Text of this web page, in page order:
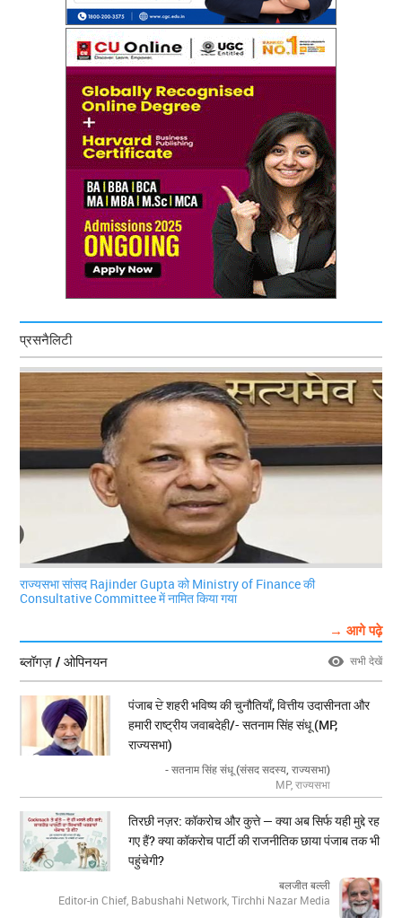
प्रसनैलिटी
राज्यसभा सांसद Rajinder Gupta को Ministry of Finance की
Consultative Committee में नामित किया गया
→ आगे पढ़े
ब्लॉगज़ / ओपिनयन
सभी देखें
पंजाब ਦੇ शहरी भविष्य की चुनौतियाँ, वित्तीय उदासीनता और
हमारी राष्ट्रीय जवाबदेही/- सतनाम सिंह संधू (MP,
राज्यसभा)
- सतनाम सिंह संधू (संसद सदस्य, राज्यसभा)
MP, राज्यसभा
तिरछी नज़र: कॉकरोच और कुत्ते — क्या अब सिर्फ यही मुद्दे रह
गए हैं? क्या कॉकरोच पार्टी की राजनीतिक छाया पंजाब तक भी
पहुंचेगी?
बलजीत बल्ली
Editor-in Chief, Babushahi Network, Tirchhi Nazar Media